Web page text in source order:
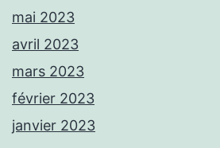
mai 2023
avril 2023
mars 2023
février 2023
janvier 2023